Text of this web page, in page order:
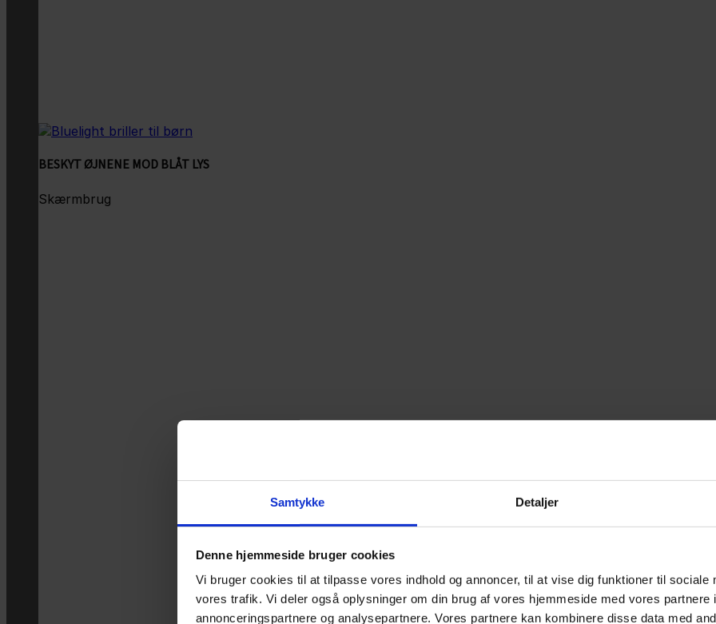
Samtykke Detaljer
Denne hjemmeside bruger cookies
Vi bruger cookies til at tilpasse vores indhold og annoncer, til at vise dig funktioner til sociale
vores trafik. Vi deler også oplysninger om din brug af vores hjemmeside med vores partnere
annonceringspartnere og analysepartnere. Vores partnere kan kombinere disse data med
BESKYT ØJNENE MOD BLÅT LYS
Skærmbrug